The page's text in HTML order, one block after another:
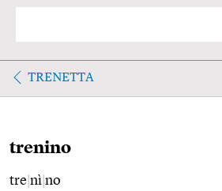
TRENETTA
trenino
tre nì no